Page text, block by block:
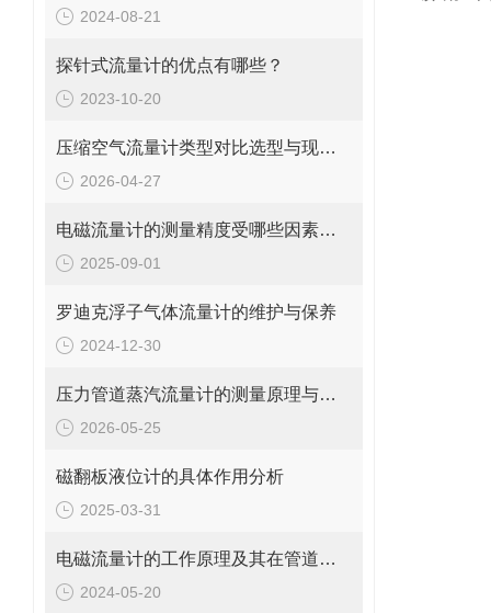
2024-08-21
探针式流量计的优点有哪些？
2023-10-20
压缩空气流量计类型对比选型与现场安装维修要点
2026-04-27
电磁流量计的测量精度受哪些因素影响?
2025-09-01
罗迪克浮子气体流量计的维护与保养
2024-12-30
压力管道蒸汽流量计的测量原理与日常维护操作规范
2026-05-25
磁翻板液位计的具体作用分析
2025-03-31
电磁流量计的工作原理及其在管道系统中的应用
2024-05-20